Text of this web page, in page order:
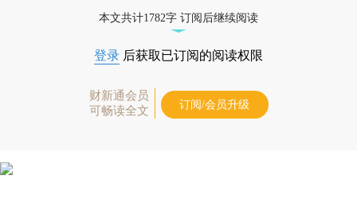
本文共计1782字 订阅后继续阅读
登录 后获取已订阅的阅读权限
财新通会员
可畅读全文
订阅/会员升级